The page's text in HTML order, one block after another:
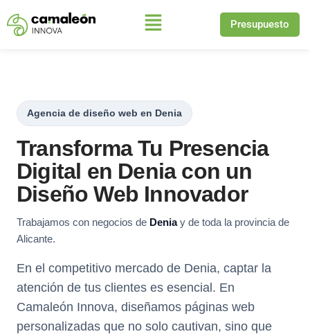
Saltar
Presupuesto
Agencia de diseño web en Denia
Transforma Tu Presencia
Digital en Denia con un
Diseño Web Innovador
Trabajamos con negocios de Deniay de toda la provincia de
Alicante.
En el competitivo mercado de Denia, captar la
atención de tus clientes es esencial. En
Camaleón Innova, diseñamos páginas web
personalizadas que no solo cautivan, sino que